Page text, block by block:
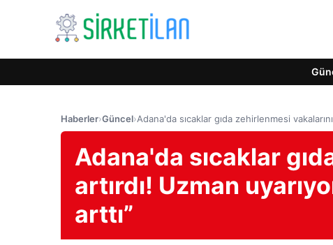
Haberler›Güncel›Adana'da sıcaklar gıda zehirlenmesi
Adana'da sıcaklar
artırdı! Uzman
arttı”